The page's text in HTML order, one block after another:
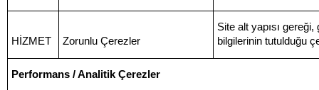
HİZMET Zorunlu Çerezler
Site alt yapısı
bilgilerinin tutulduğu
Performans / Analitik Çerezler